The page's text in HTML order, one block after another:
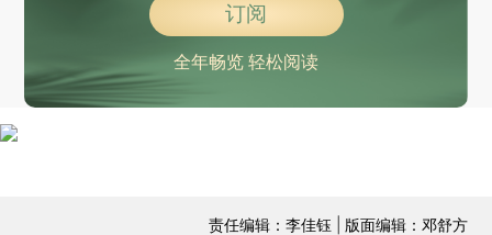
订阅
全年畅览 轻松阅读
责任编辑：李佳钰 | 版面编辑：邓舒方